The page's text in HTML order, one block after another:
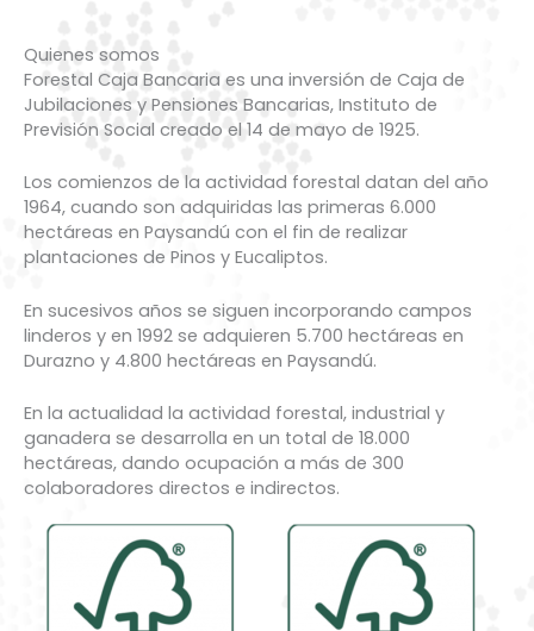
Quienes somos
Forestal Caja Bancaria es una inversión de Caja de
Jubilaciones y Pensiones Bancarias, Instituto de
Previsión Social creado el 14 de mayo de 1925.
Los comienzos de la actividad forestal datan del año
1964, cuando son adquiridas las primeras 6.000
hectáreas en Paysandú con el fin de realizar
plantaciones de Pinos y Eucaliptos.
En sucesivos años se siguen incorporando campos
linderos y en 1992 se adquieren 5.700 hectáreas en
Durazno y 4.800 hectáreas en Paysandú.
En la actualidad la actividad forestal, industrial y
ganadera se desarrolla en un total de 18.000
hectáreas, dando ocupación a más de 300
colaboradores directos e indirectos.